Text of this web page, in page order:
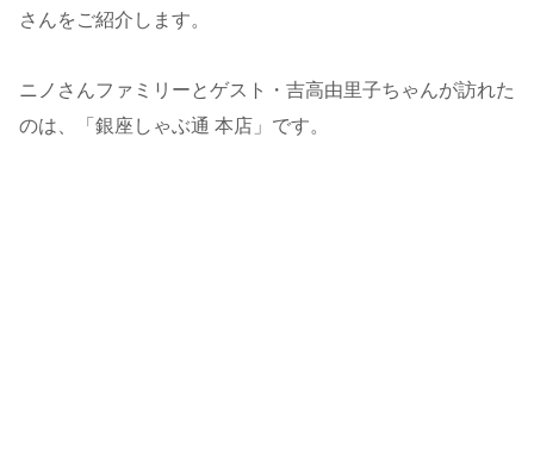
さんをご紹介します。
ニノさんファミリーとゲスト・吉高由里子ちゃんが訪れた
のは、「銀座しゃぶ通 本店」です。